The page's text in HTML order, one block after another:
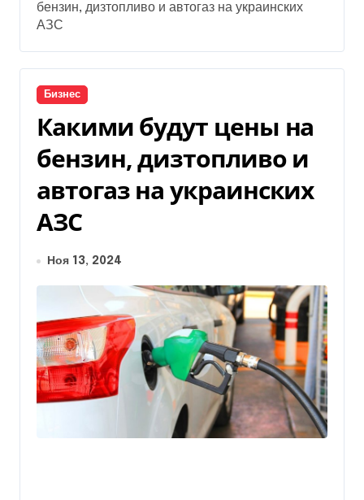
бензин, дизтопливо и автогаз на украинских
АЗС
Бизнес
Какими будут цены на
бензин, дизтопливо и
автогаз на украинских
АЗС
Ноя 13, 2024